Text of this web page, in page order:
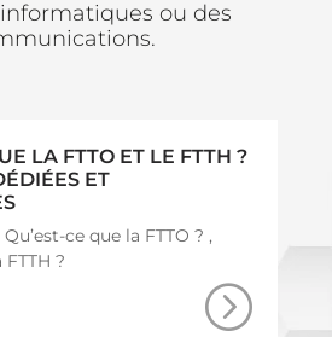
ou des
LA FTTO ET LE FTTH ?
ET
Qu’est-ce que la FTTO ? ,
FTTH ?